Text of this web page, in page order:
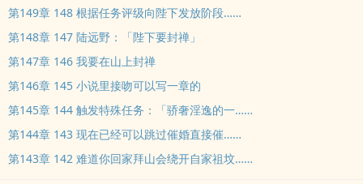
第149章 148 根据任务评级向陛下发放阶段……
第148章 147 陆远野：「陛下要封禅」
第147章 146 我要在山上封禅
第146章 145 小说里接吻可以写一章的
第145章 144 触发特殊任务：「骄奢淫逸的一……
第144章 143 现在已经可以跳过催婚直接催……
第143章 142 难道你回家拜山会绕开自家祖坟……